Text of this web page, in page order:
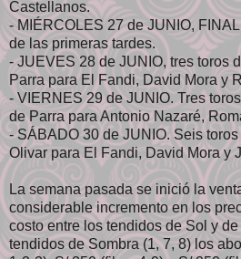
Castellanos.
- MIÉRCOLES 27 de JUNIO,
de las primeras tardes.
- JUEVES 28 de JUNIO, tres toros
Parra para El Fandi, David Mora y
- VIERNES 29 de JUNIO. Tres
de Parra para Antonio Nazaré,
- SÁBADO 30 de JUNIO. Seis
Olivar para El Fandi, David Mora y
La semana pasada se inició la
considerable incremento en los
costo entre los tendidos de Sol y
tendidos de Sombra (1, 7, 8) los